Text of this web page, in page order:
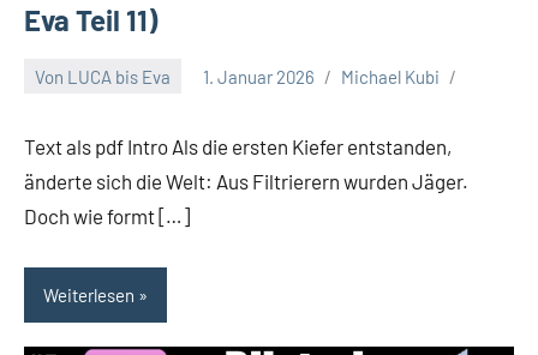
Eva Teil 11)
Von LUCA bis Eva 1. Januar 2026 Michael Kubi
Text als pdf Intro Als die ersten Kiefer entstanden,
änderte sich die Welt: Aus Filtrierern wurden Jäger.
Doch wie formt […]
Weiterlesen